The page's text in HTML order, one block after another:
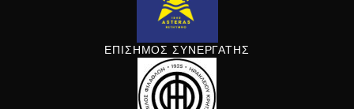
ΕΠΙΣΗΜΟΣ ΣΥΝΕΡΓΑΤΗΣ